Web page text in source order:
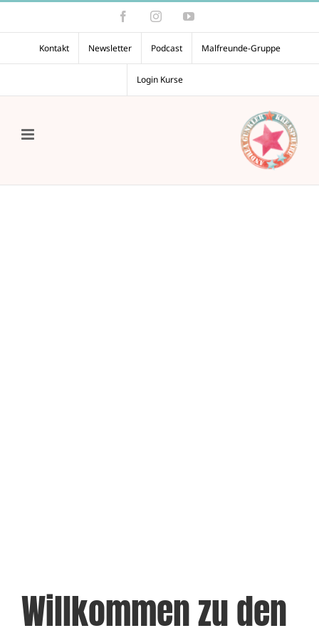
springen
FacebookInstagramYouTube
Kontakt Newsletter Podcast Malfreunde-Gruppe
Login Kurse
Willkommen zu den